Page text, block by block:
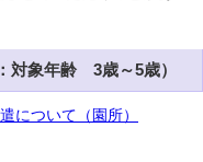
対象年齢 3歳～5歳）
について（園所）